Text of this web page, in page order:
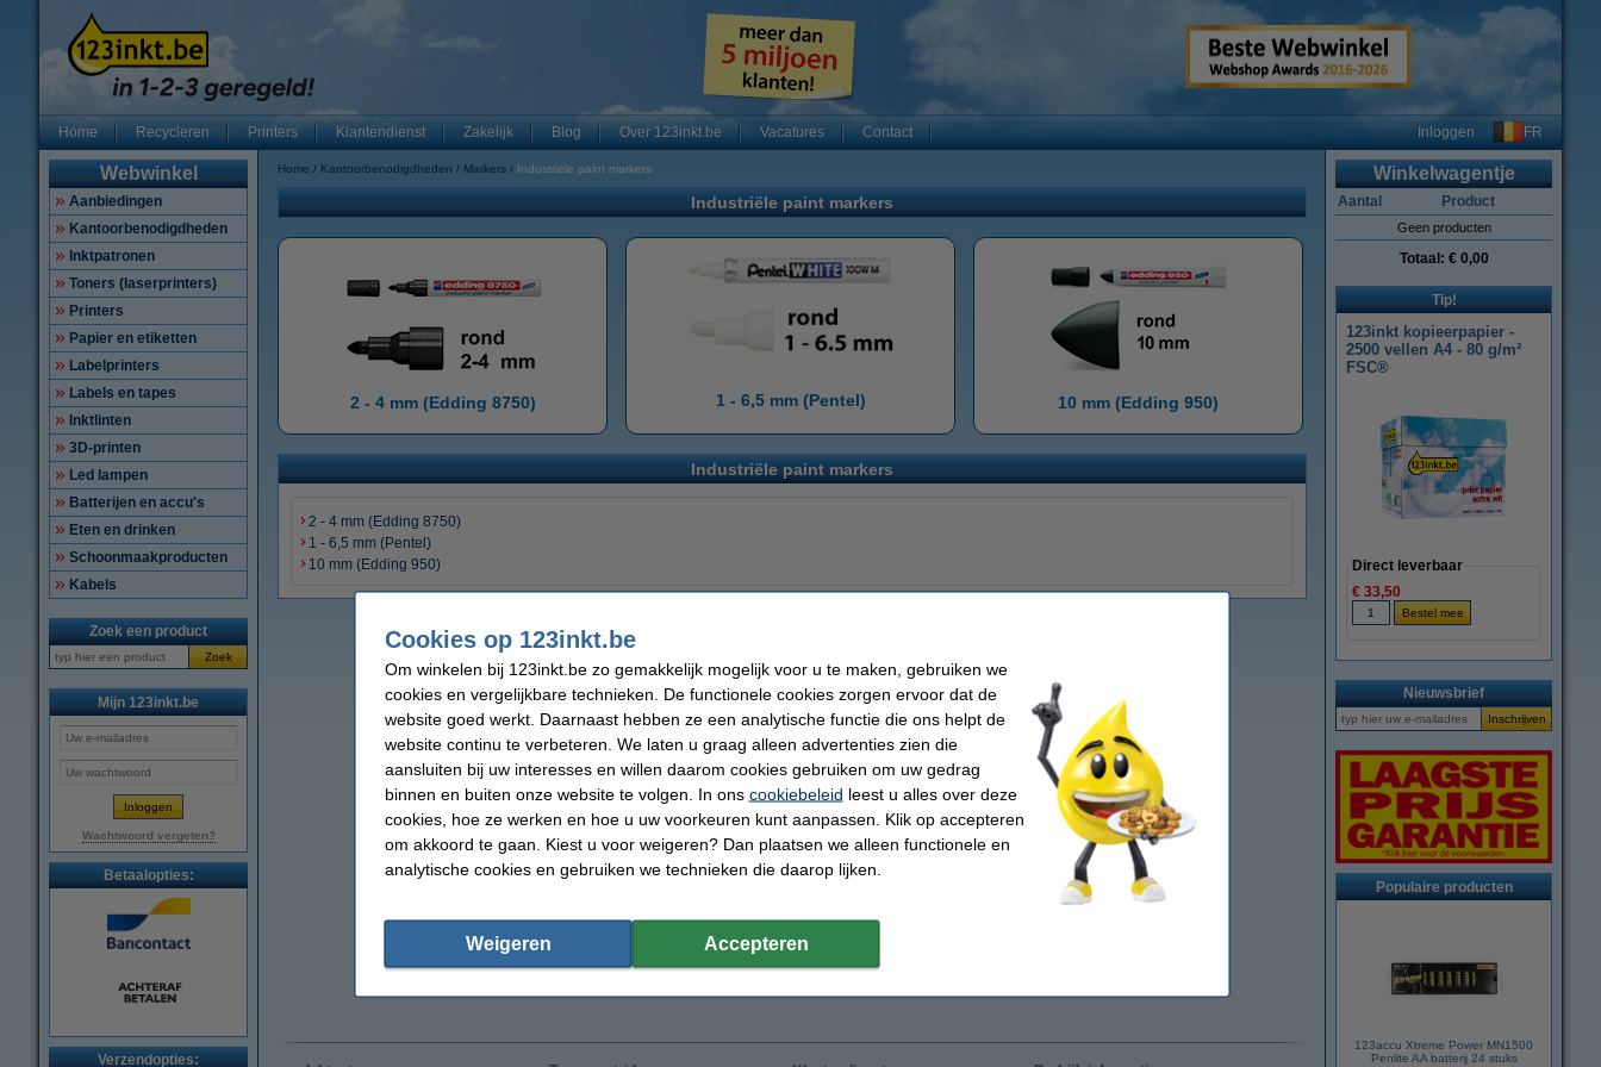
Home Recycleren Printers Klantendienst Zakelijk Blog Over 123inkt.be Vacatures Contact Inloggen FR
Webwinkel
Aanbiedingen
Kantoorbenodigdheden
Inktpatronen
Toners (laserprinters)
Printers
Papier en etiketten
Labelprinters
Labels en tapes
Inktlinten
3D-printen
Led lampen
Batterijen en accu's
Eten en drinken
Schoonmaakproducten
Kabels
Zoek een product
Zoek
Mijn 123inkt.be
Wachtwoord vergeten?
Betaalopties:
Verzendopties:
Home Kantoorbenodigdheden Markers Industriële paint markers
Industriële paint markers
2 - 4 mm (Edding 8750) 1 - 6,5 mm (Pentel) 10 mm (Edding 950)
Industriële paint markers
2 - 4 mm (Edding 8750)
1 - 6,5 mm (Pentel)
10 mm (Edding 950)
Winkelwagentje
Aantal Product
Geen producten
Totaal: € 0,00
Tip!
123inkt kopieerpapier -
2500 vellen A4 - 80 g/m²
FSC®
Direct leverbaar
€ 33,50
Nieuwsbrief
Populaire producten
123accu Xtreme Power MN1500
Penlite AA batterij 24 stuks
Cookies op 123inkt.be
Om winkelen bij 123inkt.be zo gemakkelijk mogelijk voor u te maken, gebruiken we
cookies en vergelijkbare technieken. De functionele cookies zorgen ervoor dat de
website goed werkt. Daarnaast hebben ze een analytische functie die ons helpt de
website continu te verbeteren. We laten u graag alleen advertenties zien die
aansluiten bij uw interesses en willen daarom cookies gebruiken om uw gedrag
binnen en buiten onze website te volgen. In ons cookiebeleid leest u alles over deze
cookies, hoe ze werken en hoe u uw voorkeuren kunt aanpassen. Klik op accepteren
om akkoord te gaan. Kiest u voor weigeren? Dan plaatsen we alleen functionele en
analytische cookies en gebruiken we technieken die daarop lijken.
Weigeren Accepteren